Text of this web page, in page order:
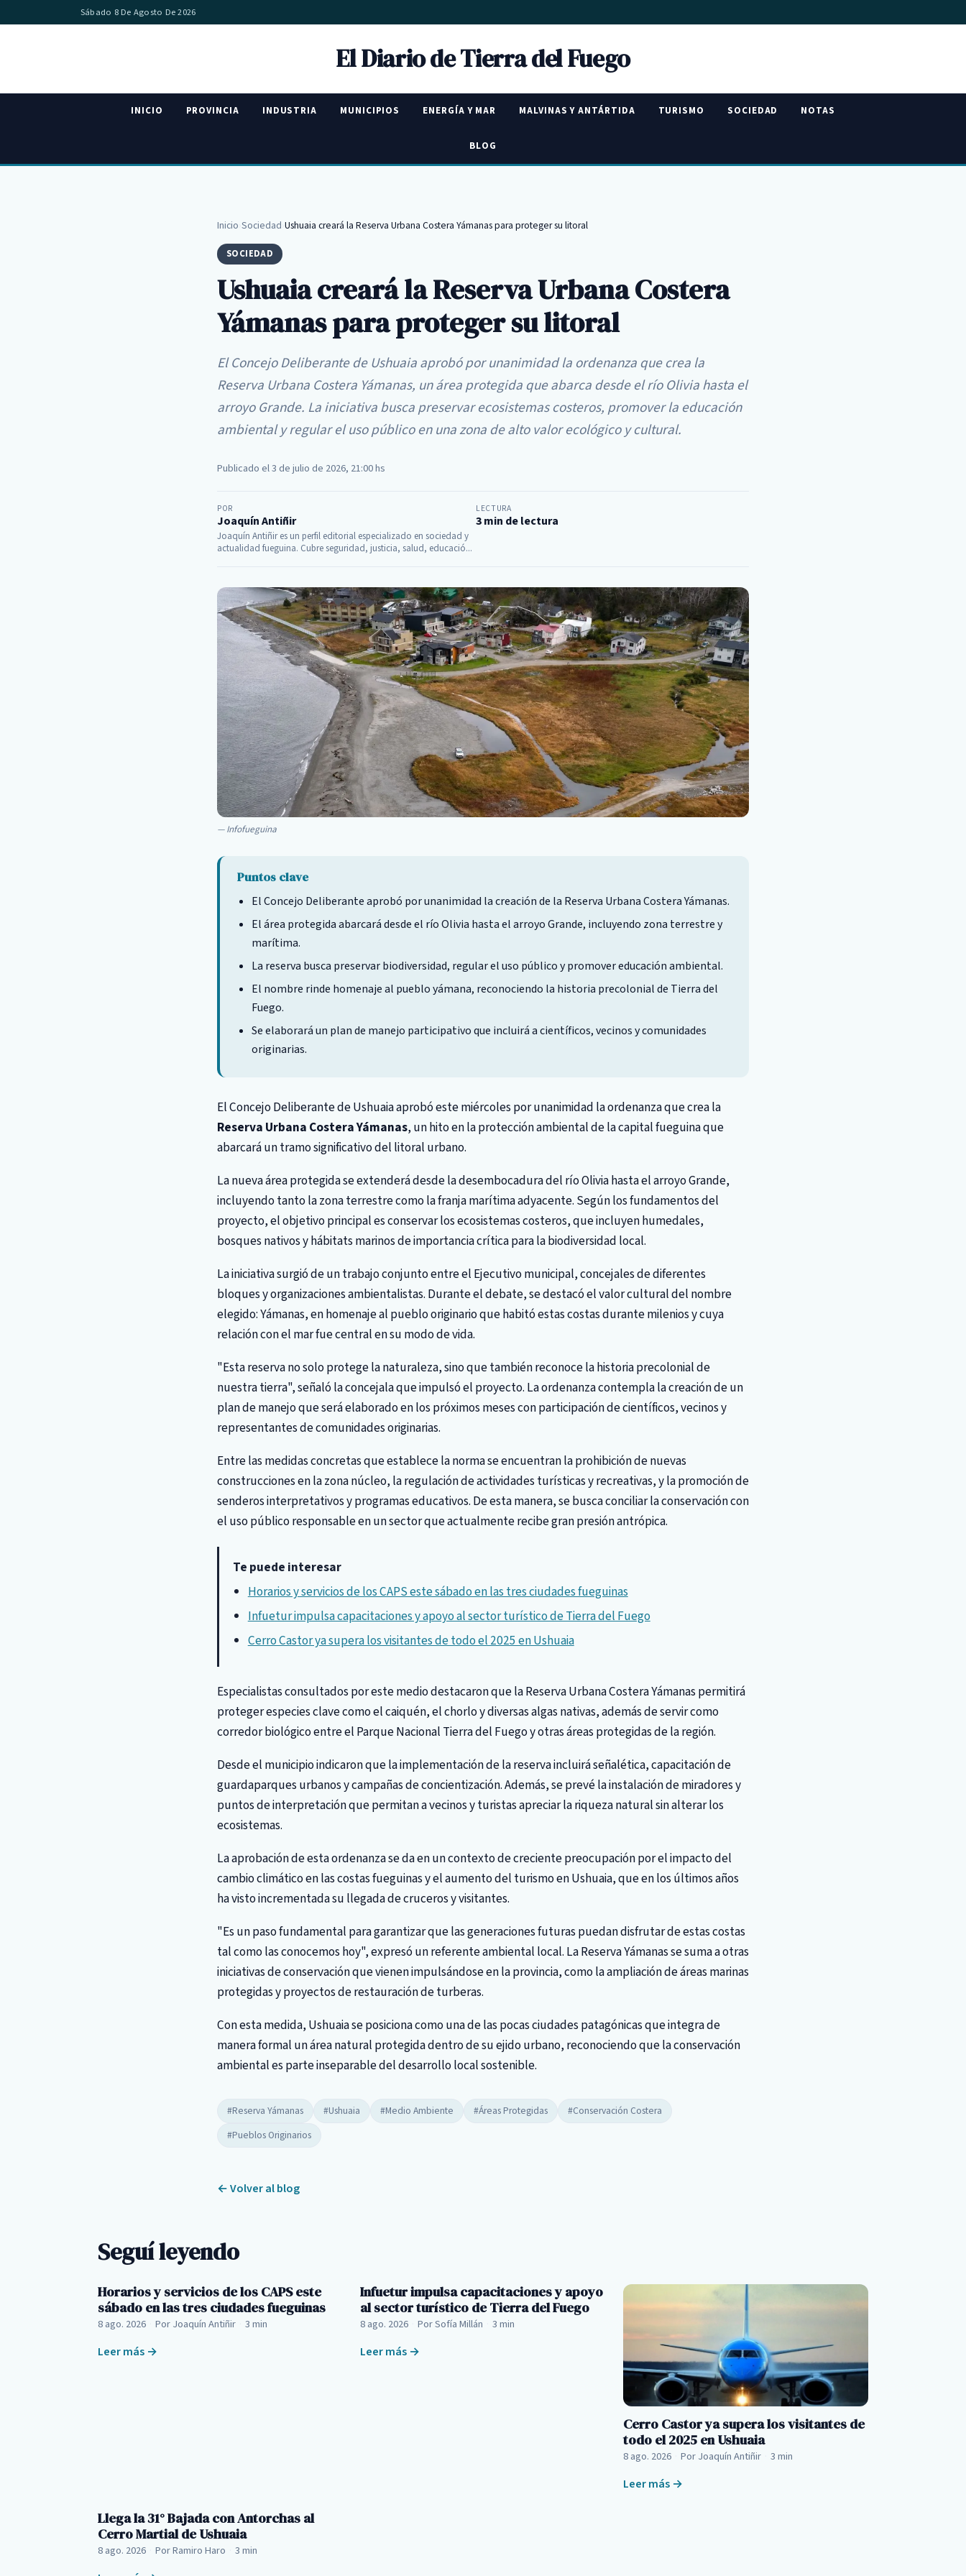
Sábado 8 De Agosto De 2026
El Diario de Tierra del Fuego
INICIO PROVINCIA INDUSTRIA MUNICIPIOS ENERGÍA Y MAR MALVINAS Y ANTÁRTIDA TURISMO SOCIEDAD NOTAS
BLOG
Inicio Sociedad Ushuaia creará la Reserva Urbana Costera Yámanas para proteger su litoral
SOCIEDAD
Ushuaia creará la Reserva Urbana Costera
Yámanas para proteger su litoral
El Concejo Deliberante de Ushuaia aprobó por unanimidad la ordenanza que crea la
Reserva Urbana Costera Yámanas, un área protegida que abarca desde el río Olivia hasta el
arroyo Grande. La iniciativa busca preservar ecosistemas costeros, promover la educación
ambiental y regular el uso público en una zona de alto valor ecológico y cultural.
Publicado el 3 de julio de 2026, 21:00 hs
POR
Joaquín Antiñir
Joaquín Antiñir es un perfil editorial especializado en sociedad y
actualidad fueguina. Cubre seguridad, justicia, salud, educació...
LECTURA
3 min de lectura
Infofueguina
Puntos clave
El Concejo Deliberante aprobó por unanimidad la creación de la Reserva Urbana Costera Yámanas.
El área protegida abarcará desde el río Olivia hasta el arroyo Grande, incluyendo zona terrestre y
marítima.
La reserva busca preservar biodiversidad, regular el uso público y promover educación ambiental.
El nombre rinde homenaje al pueblo yámana, reconociendo la historia precolonial de Tierra del
Fuego.
Se elaborará un plan de manejo participativo que incluirá a científicos, vecinos y comunidades
originarias.
El Concejo Deliberante de Ushuaia aprobó este miércoles por unanimidad la ordenanza que crea la
Reserva Urbana Costera Yámanas, un hito en la protección ambiental de la capital fueguina que
abarcará un tramo significativo del litoral urbano.
La nueva área protegida se extenderá desde la desembocadura del río Olivia hasta el arroyo Grande,
incluyendo tanto la zona terrestre como la franja marítima adyacente. Según los fundamentos del
proyecto, el objetivo principal es conservar los ecosistemas costeros, que incluyen humedales,
bosques nativos y hábitats marinos de importancia crítica para la biodiversidad local.
La iniciativa surgió de un trabajo conjunto entre el Ejecutivo municipal, concejales de diferentes
bloques y organizaciones ambientalistas. Durante el debate, se destacó el valor cultural del nombre
elegido: Yámanas, en homenaje al pueblo originario que habitó estas costas durante milenios y cuya
relación con el mar fue central en su modo de vida.
"Esta reserva no solo protege la naturaleza, sino que también reconoce la historia precolonial de
nuestra tierra", señaló la concejala que impulsó el proyecto. La ordenanza contempla la creación de un
plan de manejo que será elaborado en los próximos meses con participación de científicos, vecinos y
representantes de comunidades originarias.
Entre las medidas concretas que establece la norma se encuentran la prohibición de nuevas
construcciones en la zona núcleo, la regulación de actividades turísticas y recreativas, y la promoción de
senderos interpretativos y programas educativos. De esta manera, se busca conciliar la conservación con
el uso público responsable en un sector que actualmente recibe gran presión antrópica.
Te puede interesar
Horarios y servicios de los CAPS este sábado en las tres ciudades fueguinas
Infuetur impulsa capacitaciones y apoyo al sector turístico de Tierra del Fuego
Cerro Castor ya supera los visitantes de todo el 2025 en Ushuaia
Especialistas consultados por este medio destacaron que la Reserva Urbana Costera Yámanas permitirá
proteger especies clave como el caiquén, el chorlo y diversas algas nativas, además de servir como
corredor biológico entre el Parque Nacional Tierra del Fuego y otras áreas protegidas de la región.
Desde el municipio indicaron que la implementación de la reserva incluirá señalética, capacitación de
guardaparques urbanos y campañas de concientización. Además, se prevé la instalación de miradores y
puntos de interpretación que permitan a vecinos y turistas apreciar la riqueza natural sin alterar los
ecosistemas.
La aprobación de esta ordenanza se da en un contexto de creciente preocupación por el impacto del
cambio climático en las costas fueguinas y el aumento del turismo en Ushuaia, que en los últimos años
ha visto incrementada su llegada de cruceros y visitantes.
"Es un paso fundamental para garantizar que las generaciones futuras puedan disfrutar de estas costas
tal como las conocemos hoy", expresó un referente ambiental local. La Reserva Yámanas se suma a otras
iniciativas de conservación que vienen impulsándose en la provincia, como la ampliación de áreas marinas
protegidas y proyectos de restauración de turberas.
Con esta medida, Ushuaia se posiciona como una de las pocas ciudades patagónicas que integra de
manera formal un área natural protegida dentro de su ejido urbano, reconociendo que la conservación
ambiental es parte inseparable del desarrollo local sostenible.
#Reserva Yámanas #Ushuaia #Medio Ambiente #Áreas Protegidas
#Conservación Costera
#Pueblos Originarios
← Volver al blog
Seguí leyendo
Horarios y servicios de los CAPS este
sábado en las tres ciudades fueguinas
8 ago. 2026 Por Joaquín Antiñir 3 min
Leer más →
Infuetur impulsa capacitaciones y apoyo
al sector turístico de Tierra del Fuego
8 ago. 2026 Por Sofía Millán 3 min
Leer más →
Cerro Castor ya supera los visitantes de
todo el 2025 en Ushuaia
8 ago. 2026 Por Joaquín Antiñir 3 min
Leer más →
Llega la 31° Bajada con Antorchas al
Cerro Martial de Ushuaia
8 ago. 2026 Por Ramiro Haro 3 min